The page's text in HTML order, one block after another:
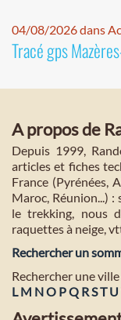
04/08/2026 dans
Tracé gps
A propos de
Depuis 1999,
articles et fiches
France (Pyrénées,
Maroc, Réunion...)
le trekking, nous
raquettes à neige,
Rechercher un
Rechercher une
L M NO PQ RST U